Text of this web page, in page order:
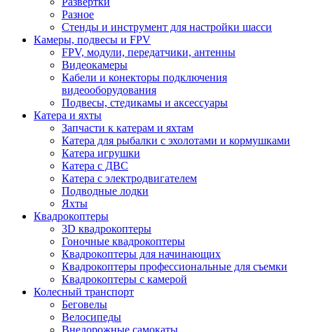
Разное
Стенды и инструмент для настройки шасси
Камеры, подвесы и FPV
FPV, модули, передатчики, антенны
Видеокамеры
Кабели и конекторы подключения
видеооборудования
Подвесы, стедикамы и аксессуары
Катера и яхты
Запчасти к катерам и яхтам
Катера для рыбалки с эхолотами и кормушками
Катера игрушки
Катера с ДВС
Катера с электродвигателем
Подводные лодки
Яхты
Квадрокоптеры
3D квадрокоптеры
Гоночные квадрокоптеры
Квадрокоптеры для начинающих
Квадрокоптеры профессиональные для съемки
Квадрокоптеры с камерой
Колесный транспорт
Беговелы
Велосипеды
Внедорожные самокаты